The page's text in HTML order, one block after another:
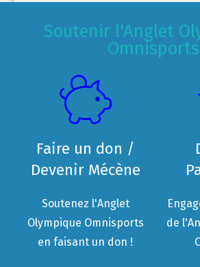
Soutenir l'Anglet
Omnisports
Faire un don /
Devenir Mécène
Soutenez l'Anglet
Olympique Omnisports
en faisant un don !
de